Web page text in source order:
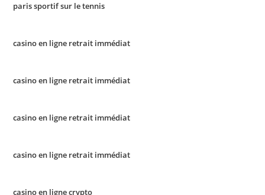
paris sportif sur le tennis
casino en ligne retrait immédiat
casino en ligne retrait immédiat
casino en ligne retrait immédiat
casino en ligne retrait immédiat
casino en ligne crypto